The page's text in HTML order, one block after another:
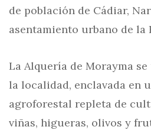
de población de Cádiar,
asentamiento urbano de la
La Alquería de Morayma
la localidad, enclavada en
agroforestal repleta de
viñas, higueras, olivos y